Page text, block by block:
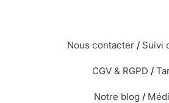
Nous contacter / Suivi
CGV & RGPD /
Notre blog /